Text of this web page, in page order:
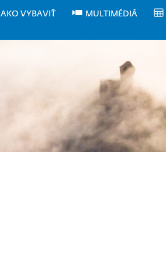
AKO VYBAVIŤ MULTIMÉDIÁ